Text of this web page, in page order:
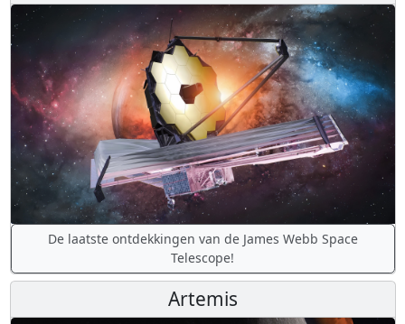
De laatste ontdekkingen van de James Webb Space
Telescope!
Artemis